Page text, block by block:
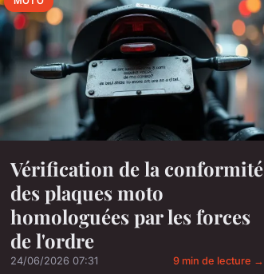
Vérification de la conformité
des plaques moto
homologuées par les forces
de l'ordre
24/06/2026 07:31 9 min de lecture →